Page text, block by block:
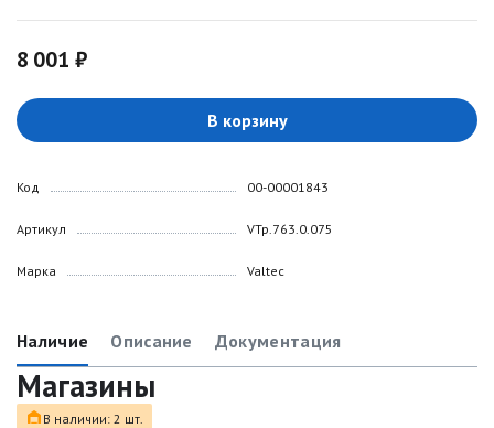
8 001 ₽
В корзину
Код
Артикул
Марка
00-00001843
VTp.763.0.075
Valtec
Наличие Описание Документация
Магазины
В наличии: 2 шт.